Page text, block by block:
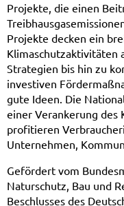
Projekte, die einen
Projekte decken ein
Klimaschutzaktivitäten
Strategien bis hin zu
investiven
gute Ideen. Die
einer Verankerung des
profitieren
Unternehmen,
Gefördert vom
Naturschutz, Bau und
Beschlusses des